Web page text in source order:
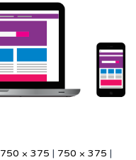
750 × 375 | 750 × 375 |